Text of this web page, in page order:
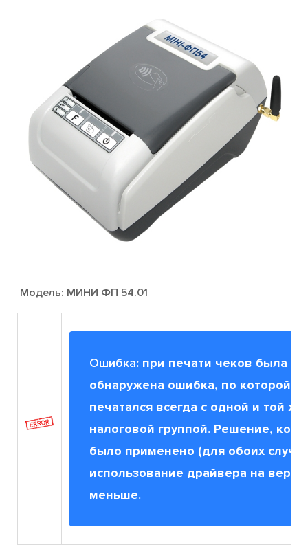
Модель: МИНИ ФП 54.01
Ошибка: при печати чеков была
обнаружена ошибка, по которой
печатался всегда с одной и той же
налоговой группой. Решение,
было применено (для обоих
использование драйвера на
меньше.